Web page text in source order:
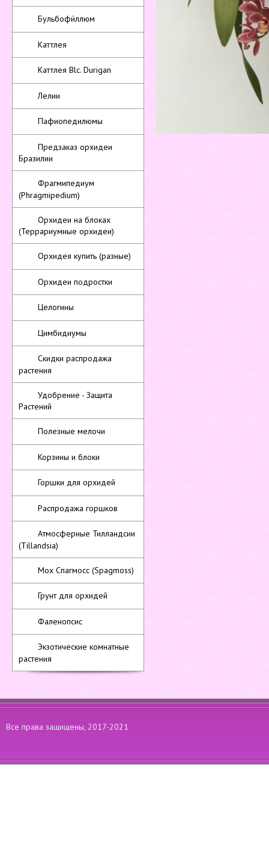
Бульбофи́ллюм
Каттлея
Каттлея Blc. Durigan
Лелии
Пафиопедилюмы
Предзаказ орхидеи
Бразилии
Фрагмипедиум
(Phragmipedium)
Орхидеи на блоках
(Террариумные орхидеи)
Орхидея купить (разные)
Орхидеи подростки
Целогины
Цимбидиумы
Скидки распродажа
растения
Удобрение - Защита
Растений
Полезные мелочи
Корзины и блоки
Горшки для орхидей
Распродажа горшков
Атмосферные Тилландсии
(Tillandsia)
Мох Спагмосс (Spagmoss)
Грунт для орхидей
Фаленопсис
Экзотические комнатные
растения
Все права защищены, 2017-2021